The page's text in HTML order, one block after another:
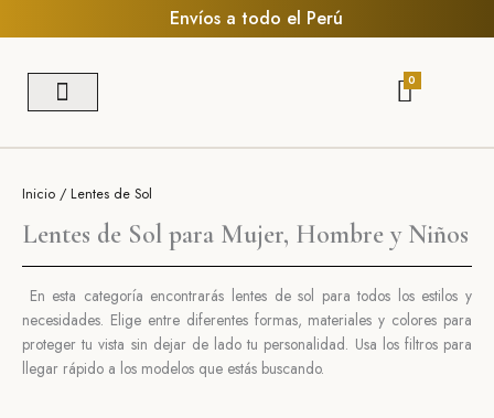
al
Envíos a todo el Perú
0
CART
Inicio / Lentes de Sol
Lentes de Sol para Mujer, Hombre y Niños
En esta categoría encontrarás lentes de sol para todos los estilos y
necesidades. Elige entre diferentes formas, materiales y colores para
proteger tu vista sin dejar de ladotu personalidad. Usa los filtros para
llegar rápido a los modelos que estás buscando.